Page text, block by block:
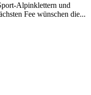
Alpinklettern und
Fee wünschen die...